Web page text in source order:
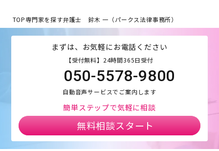
TOP専門家を探す弁護士 鈴木 一（パークス法律事務所）
まずは、お気軽にお電話ください
【受付無料】24時間365日受付
050-5578-9800
自動音声サービスでご案内します
簡単ステップで気軽に相談
無料相談スタート